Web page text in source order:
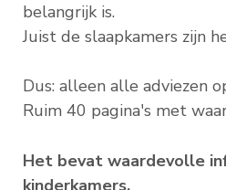
belangrijk is.
Juist de slaapkamers zijn
Dus: alleen alle adviezen
Ruim 40 pagina's met
Het bevat waardevolle